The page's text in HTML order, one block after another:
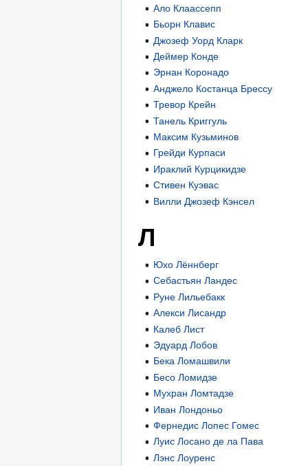
Ало Клаассепп
Бьорн Клавис
Джозеф Уорд Кларк
Деймер Конде
Эрнан Коронадо
Анджело Костанца Брессу
Тревор Крейн
Танель Криггуль
Максим Кузьминов
Грейди Курпаси
Ираклий Курцикидзе
Стивен Куэвас
Вилли Джозеф Кэнсел
Л
Юхо Лённберг
Себастьян Ландес
Руне Лильебакк
Алекси Лисандр
Калеб Лист
Эдуард Лобов
Бека Ломашвили
Бесо Ломидзе
Мухран Ломтадзе
Иван Лондоньо
Фернедис Лопес Гомес
Луис Лосано де ла Пава
Лэнс Лоуренс